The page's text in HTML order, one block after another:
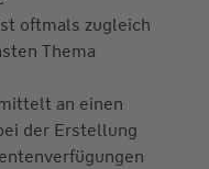
oftmals zugleich
Thema
an einen
der Erstellung